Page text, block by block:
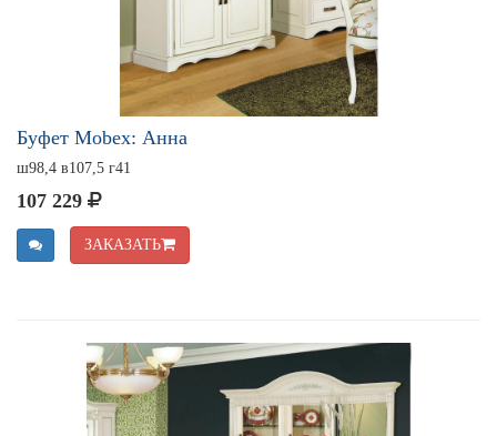
Буфет Mobex: Анна
ш98,4 в107,5 г41
107 229
ЗАКАЗАТЬ